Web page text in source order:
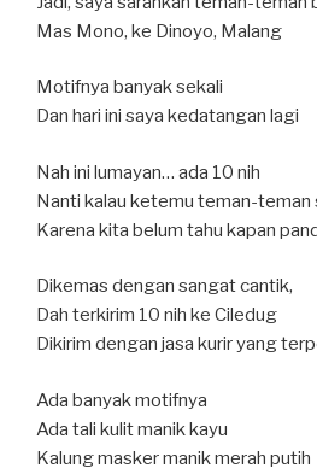
Mas Mono, ke Dinoyo, Malang
Motifnya banyak sekali
Dan hari ini saya kedatangan lagi
Nah ini lumayan… ada 10 nih
Nanti kalau ketemu teman-teman
Karena kita belum tahu kapan
Dikemas dengan sangat cantik,
Dah terkirim 10 nih ke Ciledug
Dikirim dengan jasa kurir yang
Ada banyak motifnya
Ada tali kulit manik kayu
Kalung masker manik merah putih